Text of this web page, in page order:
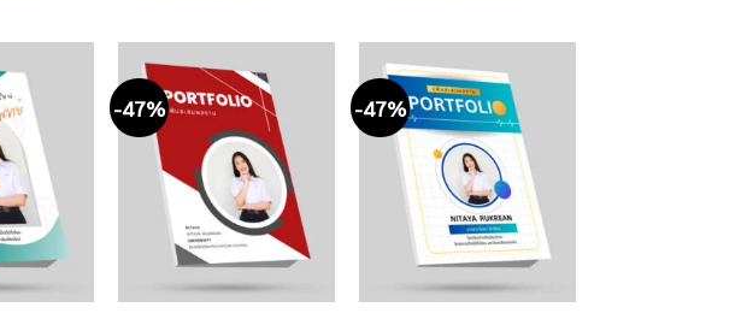
Add to
wishlist
-47%
Add to
wishlist
-47%
Add to
wishlist